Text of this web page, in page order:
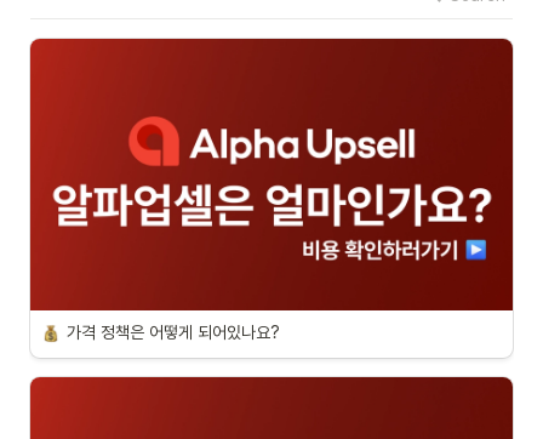
가격 정책은 어떻게 되어있나요?